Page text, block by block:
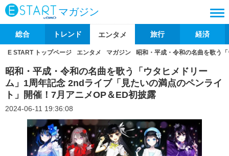
マガジン
総合 トレンド エンタメ 旅行 経済
E START トップページ エンタメ マガジン 昭和・平成・令和の名曲を歌う
昭和・平成・令和の名曲を歌う「ウタヒメドリー
ム」1周年記念 2ndライブ「見たいの満点のペンライ
ト」開催！7月アニメOP＆ED初披露
2024-06-11 19:36:08